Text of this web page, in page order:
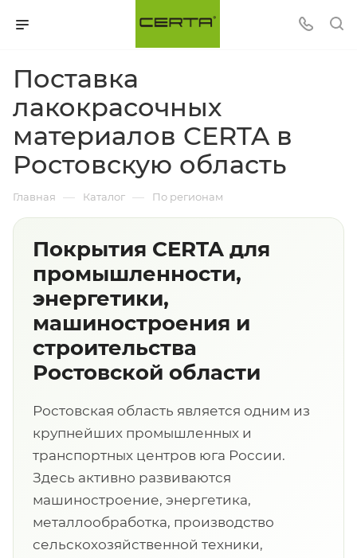
Поставка
лакокрасочных
материалов CERTA в
Ростовскую область
Главная — Каталог — По регионам
Покрытия CERTA для
промышленности,
энергетики,
машиностроения и
строительства
Ростовской области
Ростовская область является одним из
крупнейших промышленных и
транспортных центров юга России.
Здесь активно развиваются
машиностроение, энергетика,
металлообработка, производство
сельскохозяйственной техники,